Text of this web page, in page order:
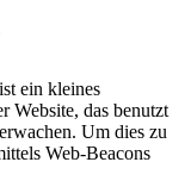
ein kleines
Website, das benutzt
Um dies zu
Web-Beacons